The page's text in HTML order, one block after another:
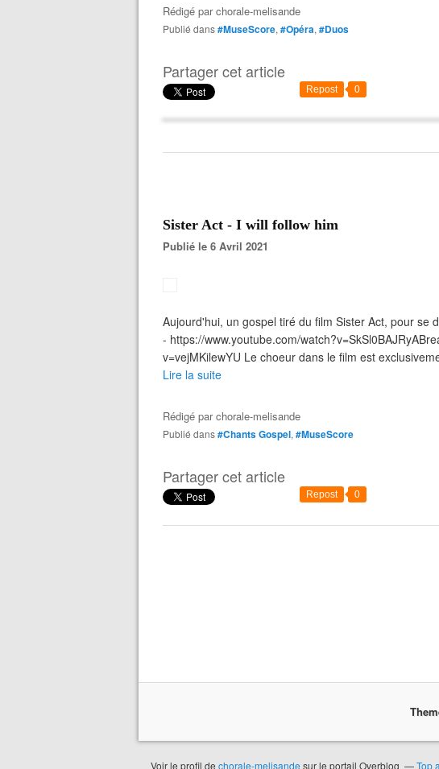
Rédigé parchorale-melisande
Publié dans#MuseScore, #Opéra, #Duos
Partager cet article
Repost 0
Sister Act - I will follow him
Publié le 6 Avril 2021
Aujourd'hui, un gospel tiré du film Sister Act, pour se
- https://www.youtube.com/
v=vejMKilewYU Le choeur dans le film est
Lire la suite
Rédigé parchorale-melisande
Publié dans#Chants Gospel, #MuseScore
Partager cet article
Repost 0
Voir le profil de chorale-melisande sur le portail Overblog Top